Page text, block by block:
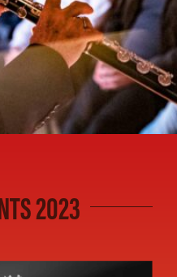
2023